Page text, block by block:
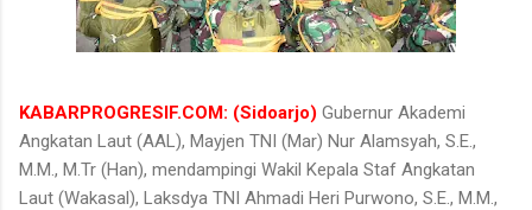
KABARPROGRESIF.COM: (Sidoarjo) Gubernur Akademi
Angkatan Laut (AAL), Mayjen TNI (Mar) Nur Alamsyah, S.E.,
M.M., M.Tr (Han), mendampingi Wakil Kepala Staf Angkatan
Laut (Wakasal), Laksdya TNI Ahmadi Heri Purwono, S.E., M.M.,